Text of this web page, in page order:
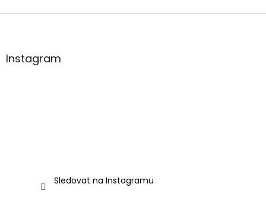
Z
aInstagram
Sledovat na Instagramu